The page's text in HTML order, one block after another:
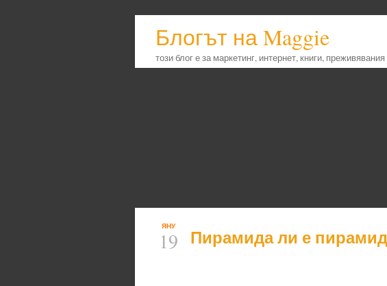
Блогът на Maggie
този блог е за маркетинг, интернет, книги,
ЯНУ
19 Пирамида ли е